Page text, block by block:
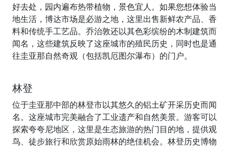
好去处，园内遍布热带植物，景色宜人。如果您想体验当
地生活，博达市场是必游之地，这里出售新鲜农产品、香
料和传统手工艺品。乔治敦还以其色彩缤纷的木制建筑而
闻名，这些建筑反映了这座城市的殖民历史，同时也是通
往圭亚那自然奇观（包括凯厄图尔瀑布）的门户。
林登
位于圭亚那中部的林登市以其悠久的铝土矿开采历史而闻
名。这座城市完美融合了工业遗产和自然美景。游客可以
探索夸夸尼地区，这里是生态旅游的热门目的地，提供观
鸟、徒步旅行和欣赏原始雨林的绝佳机会。林登历史博物